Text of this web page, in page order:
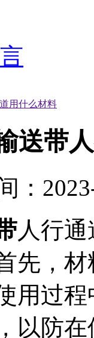
用什么材料
送带
：
人行
先，
用过
以防